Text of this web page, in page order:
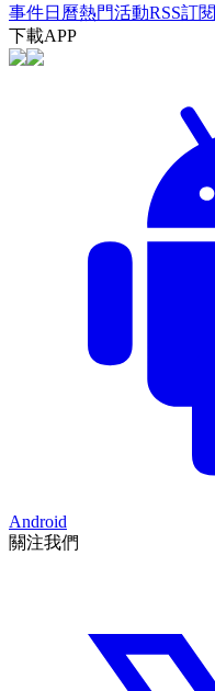
事件日曆熱門活動RSS訂閱
下載APP
Android
關注我們